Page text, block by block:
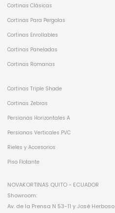
Cortinas Clásicas
Cortinas Para Pergolas
Cortinas Enrollables
Cortinas Paneladas
Cortinas Romanas
Cortinas Triple Shade
Cortinas Zebras
Persianas Horizontales A
Persianas Verticales PVC
Rieles y Accesorios
Piso Flotante
NOVAKORTINAS QUITO - ECUADOR
Showroom:
Av. de la Prensa N 53-11 y José Herboso